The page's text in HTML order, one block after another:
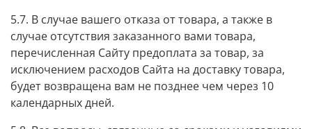
5.7. В случае вашего отказа от товара, а также в
случае отсутствия заказанного вами товара,
перечисленная Сайту предоплата за товар, за
исключением расходов Сайта на доставку товара,
будет возвращена вам не позднее чем через 10
календарных дней.